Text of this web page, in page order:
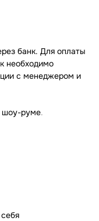
банк. Для оплаты
необходимо
с менеджером и
шоу-руме.